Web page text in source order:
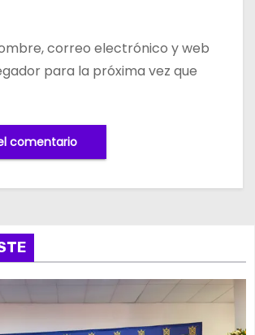
correo electrónico y web
para la próxima vez que